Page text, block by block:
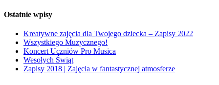
Ostatnie wpisy
Kreatywne zajęcia dla Twojego dziecka – Zapisy 2022
Wszystkiego Muzycznego!
Koncert Uczniów Pro Musica
Wesołych Świąt
Zapisy 2018 | Zajęcia w fantastycznej atmosferze